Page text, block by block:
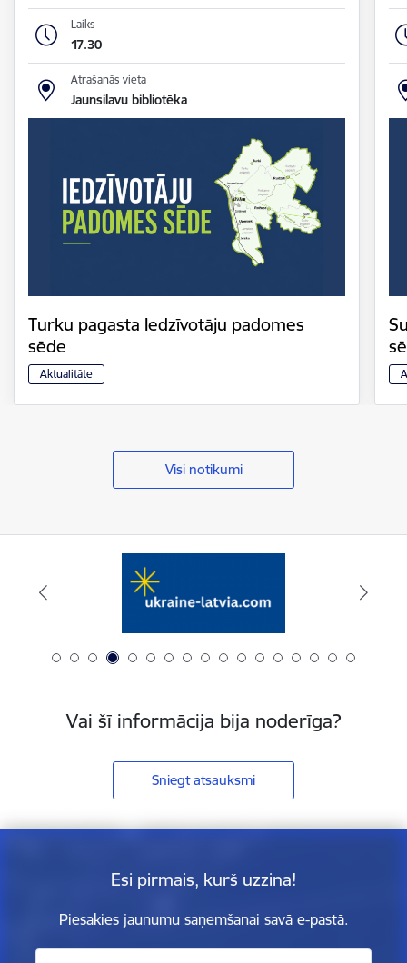
Laiks
17.30
Atrašanās vieta
Jaunsilavu bibliotēka
Turku pagasta Iedzīvotāju padomes
sēde
Aktualitāte
Visi notikumi
Vai šī informācija bija noderīga?
Sniegt atsauksmi
Esi pirmais, kurš uzzina!
Piesakies jaunumu saņemšanai savā e-pastā.